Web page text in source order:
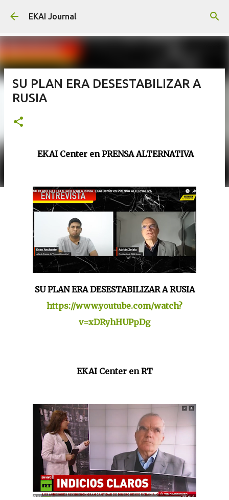
EKAI Journal
SU PLAN ERA DESESTABILIZAR A
RUSIA
EKAI Center en PRENSA ALTERNATIVA
SU PLAN ERA DESESTABILIZAR A RUSIA
https://www.youtube.com/watch?
v=xDRyhHUPpDg
EKAI Center en RT